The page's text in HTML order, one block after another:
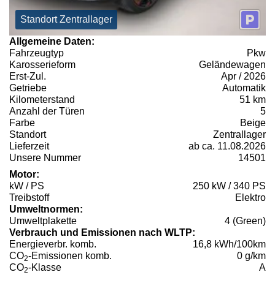
Standort Zentrallager
Allgemeine Daten:
Fahrzeugtyp
Pkw
Karosserieform
Geländewagen
Erst-Zul.
Apr / 2026
Getriebe
Automatik
Kilometerstand
51 km
Anzahl der Türen
5
Farbe
Beige
Standort
Zentrallager
Lieferzeit
ab ca. 11.08.2026
Unsere Nummer
14501
Motor:
kW / PS
250 kW / 340 PS
Treibstoff
Elektro
Umweltnormen:
Umweltplakette
4 (Green)
Verbrauch und Emissionen nach WLTP:
Energieverbr. komb.
16,8 kWh/100km
CO2-Emissionen komb.
0 g/km
CO2-Klasse A